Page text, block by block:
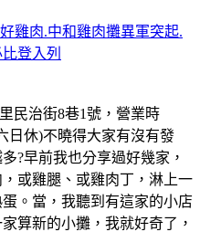
雞肉.中和雞肉攤異軍突起.
登入列
民治街8巷1號，營業時
日休)不曉得大家有沒有發
?早前我也分享過好幾家，
或雞腿、或雞肉丁，淋上一
。當，我聽到有這家的小店
算新的小攤，我就好奇了，